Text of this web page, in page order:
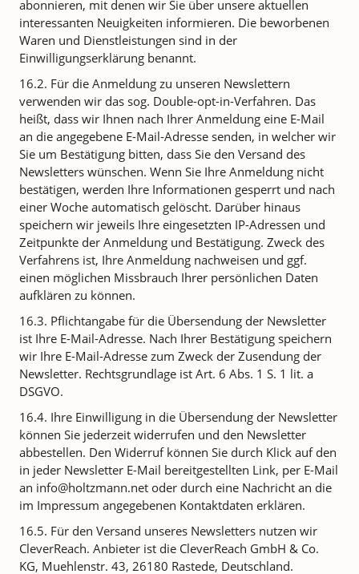
abonnieren, mit denen wir Sie über unsere aktuellen
interessanten Neuigkeiten informieren. Die beworbenen
Waren und Dienstleistungen sind in der
Einwilligungserklärung benannt.
16.2. Für die Anmeldung zu unseren Newslettern
verwenden wir das sog. Double-opt-in-Verfahren. Das
heißt, dass wir Ihnen nach Ihrer Anmeldung eine E-Mail
an die angegebene E-Mail-Adresse senden, in welcher wir
Sie um Bestätigung bitten, dass Sie den Versand des
Newsletters wünschen. Wenn Sie Ihre Anmeldung nicht
bestätigen, werden Ihre Informationen gesperrt und nach
einer Woche automatisch gelöscht. Darüber hinaus
speichern wir jeweils Ihre eingesetzten IP-Adressen und
Zeitpunkte der Anmeldung und Bestätigung. Zweck des
Verfahrens ist, Ihre Anmeldung nachweisen und ggf.
einen möglichen Missbrauch Ihrer persönlichen Daten
aufklären zu können.
16.3. Pflichtangabe für die Übersendung der Newsletter
ist Ihre E-Mail-Adresse. Nach Ihrer Bestätigung speichern
wir Ihre E-Mail-Adresse zum Zweck der Zusendung der
Newsletter. Rechtsgrundlage ist Art. 6 Abs. 1 S. 1 lit. a
DSGVO.
16.4. Ihre Einwilligung in die Übersendung der Newsletter
können Sie jederzeit widerrufen und den Newsletter
abbestellen. Den Widerruf können Sie durch Klick auf den
in jeder Newsletter E-Mail bereitgestellten Link, per E-Mail
an info@holtzmann.net oder durch eine Nachricht an die
im Impressum angegebenen Kontaktdaten erklären.
16.5. Für den Versand unseres Newsletters nutzen wir
CleverReach. Anbieter ist die CleverReach GmbH & Co.
KG, Muehlenstr. 43, 26180 Rastede, Deutschland.